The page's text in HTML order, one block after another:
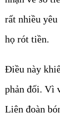
rất nhiều
họ rót tiền.
Điều này
phản đối. Vì
Liên đoàn